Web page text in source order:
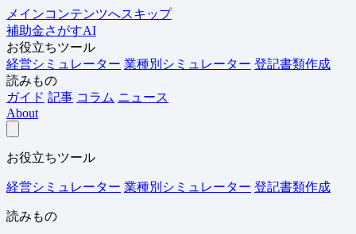
メインコンテンツへスキップ
補助金さがすAI
お役立ちツール
経営シミュレーター 業種別シミュレーター 登記書類作成
読みもの
ガイド 記事 コラム ニュース
About
お役立ちツール
経営シミュレーター 業種別シミュレーター 登記書類作成
読みもの